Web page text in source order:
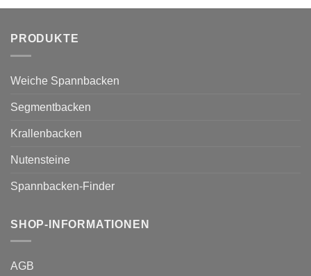
PRODUKTE
Weiche Spannbacken
Segmentbacken
Krallenbacken
Nutensteine
Spannbacken-Finder
SHOP-INFORMATIONEN
AGB